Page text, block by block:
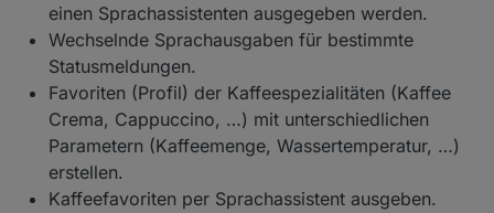
einen Sprachassistenten ausgegeben werden.
Wechselnde Sprachausgaben für bestimmte
Statusmeldungen.
Favoriten (Profil) der Kaffeespezialitäten (Kaffee
Crema, Cappuccino, …) mit unterschiedlichen
Parametern (Kaffeemenge, Wassertemperatur, …)
erstellen.
Kaffeefavoriten per Sprachassistent ausgeben.